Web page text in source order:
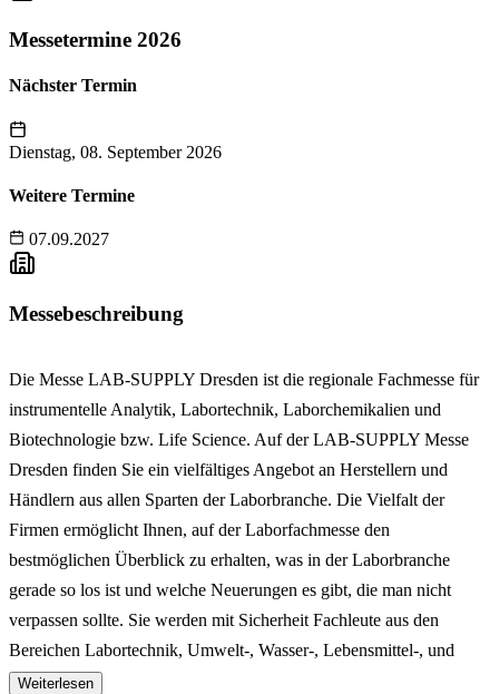
Messetermine 2026
Nächster Termin
Dienstag, 08. September 2026
Weitere Termine
07.09.2027
Messebeschreibung
Die Messe LAB-SUPPLY Dresden ist die regionale Fachmesse für
instrumentelle Analytik, Labortechnik, Laborchemikalien und
Biotechnologie bzw. Life Science. Auf der LAB-SUPPLY Messe
Dresden finden Sie ein vielfältiges Angebot an Herstellern und
Händlern aus allen Sparten der Laborbranche. Die Vielfalt der
Firmen ermöglicht Ihnen, auf der Laborfachmesse den
bestmöglichen Überblick zu erhalten, was in der Laborbranche
gerade so los ist und welche Neuerungen es gibt, die man nicht
verpassen sollte. Sie werden mit Sicherheit Fachleute aus den
Bereichen Labortechnik, Umwelt-, Wasser-, Lebensmittel-, und
Pharmaanalytik, Biochemie, Biotechnologie, Molekular- und
Weiterlesen